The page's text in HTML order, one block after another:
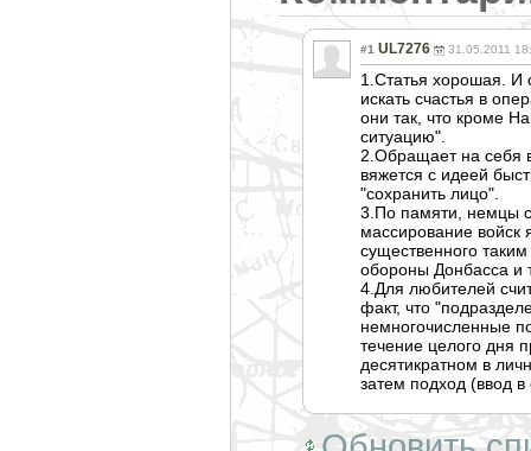
#1 UL7276 31.05.2011
1.Статья хорошая. И
искать счастья в
они так, что кроме
ситуацию".
2.Обращает на себя
вяжется с идеей
"сохранить лицо".
3.По памяти, немцы
массирование войск
существенного
обороны Донбасса и
4.Для любителей
факт, что
немногочисленные
течение целого дня
десятикратном в
затем подход (ввод